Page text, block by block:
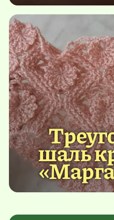
шаль